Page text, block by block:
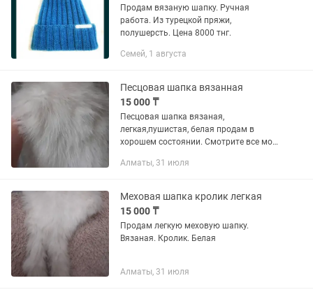
Продам вязаную шапку. Ручная
работа. Из турецкой пряжи,
полушерсть. Цена 8000 тнг.
Семей, 1 августа
Песцовая шапка вязанная
15 000 ₸
Песцовая шапка вязаная,
легкая,пушистая, белая продам в
хорошем состоянии. Смотрите все мои
же песцовая шапка новая
Алматы, 31 июля
Меховая шапка кролик легкая
15 000 ₸
Продам легкую меховую шапку.
Вязаная. Кролик. Белая
Алматы, 31 июля